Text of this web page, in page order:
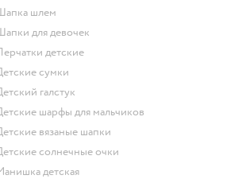
Шапка шлем
Шапки для девочек
Перчатки детские
Детские сумки
Детский галстук
Детские шарфы для мальчиков
Детские вязаные шапки
Детские солнечные очки
Манишка детская